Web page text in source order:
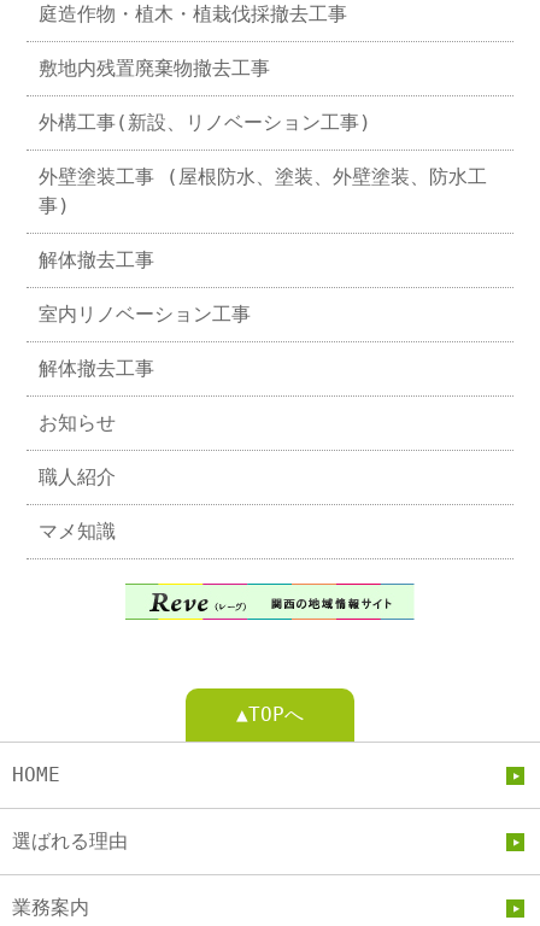
庭造作物・植木・植栽伐採撤去工事
敷地内残置廃棄物撤去工事
外構工事(新設、リノベーション工事)
外壁塗装工事 (屋根防水、塗装、外壁塗装、防水工
事)
解体撤去工事
室内リノベーション工事
解体撤去工事
お知らせ
職人紹介
マメ知識
▲TOPへ
HOME
選ばれる理由
業務案内